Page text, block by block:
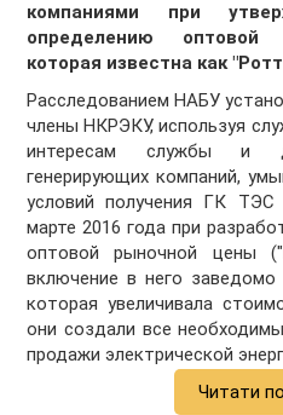
компаниями при
определению оптовой
которая известна как
Расследованием НАБУ
члены НКРЭКУ, используя
интересам службы и
генерирующих компаний,
условий получения ГК ТЭС
марте 2016 года при
оптовой рыночной цены
включение в него
которая увеличивала
они создали все
продажи электрической
Читати